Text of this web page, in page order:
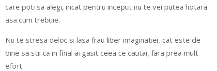
care poti sa alegi, incat pentru inceput nu te vei putea hotara
asa cum trebuie.
Nu te stresa deloc si lasa frau liber imaginatiei, cat este de
bine sa stii ca in final ai gasit ceea ce cautai, fara prea mult
efort.